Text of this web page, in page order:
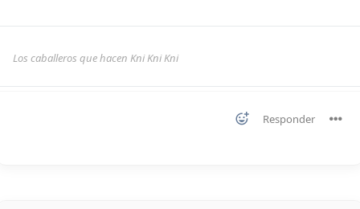
Los caballeros que hacen Kni Kni Kni
Responder